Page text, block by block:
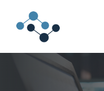
contenu